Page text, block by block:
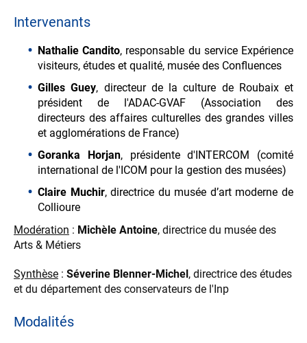
Intervenants
Nathalie Candito, responsable du service Expérience
visiteurs, études et qualité, musée des Confluences
Gilles Guey, directeur de la culture de Roubaix et
président de l'ADAC-GVAF (Association des
directeurs des affaires culturelles des grandes villes
et agglomérations de France)
Goranka Horjan, présidente d'INTERCOM (comité
international de l'ICOM pour la gestion des musées)
Claire Muchir, directrice du musée d’art moderne de
Collioure
Modération : Michèle Antoine, directrice du musée des
Arts & Métiers
Synthèse : Séverine Blenner-Michel, directrice des études
et du département des conservateurs de l'Inp
Modalités